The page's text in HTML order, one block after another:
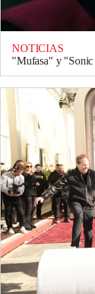
NOTICIAS
"Mufasa" y "Sonic